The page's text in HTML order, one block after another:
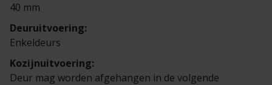
40 mm
Deuruitvoering:
Enkeldeurs
Kozijnuitvoering:
Deur mag worden afgehangen in de volgende